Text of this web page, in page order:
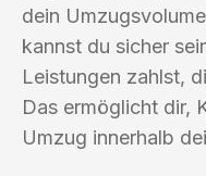
dein
kannst du sicher
Leistungen zahlst,
Das ermöglicht dir,
Umzug innerhalb